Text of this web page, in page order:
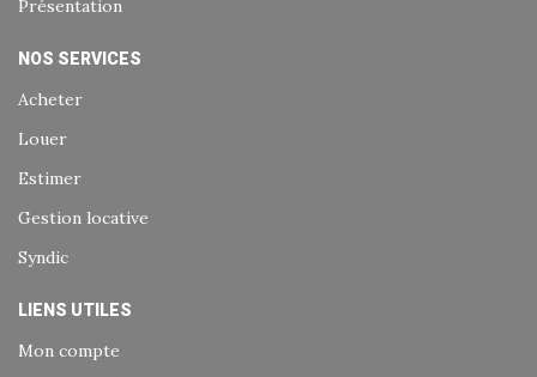
Présentation
NOS SERVICES
Acheter
Louer
Estimer
Gestion locative
Syndic
LIENS UTILES
Mon compte